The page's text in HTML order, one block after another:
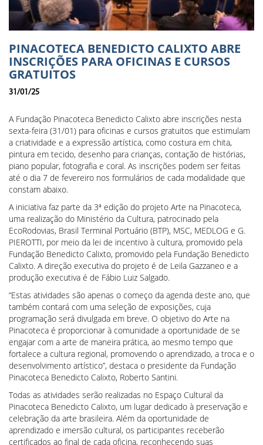
PINACOTECA BENEDICTO CALIXTO ABRE
INSCRIÇÕES PARA OFICINAS E CURSOS
GRATUITOS
31/01/25
A Fundação Pinacoteca Benedicto Calixto abre inscrições nesta
sexta-feira (31/01) para oficinas e cursos gratuitos que estimulam
a criatividade e a expressão artística, como costura em chita,
pintura em tecido, desenho para crianças, contação de histórias,
piano popular, fotografia e coral. As inscrições podem ser feitas
até o dia 7 de fevereiro nos formulários de cada modalidade que
constam abaixo.
A iniciativa faz parte da 3ª edição do projeto Arte na Pinacoteca,
uma realização do Ministério da Cultura, patrocinado pela
EcoRodovias, Brasil Terminal Portuário (BTP), MSC, MEDLOG e G.
PIEROTTI, por meio da lei de incentivo à cultura, promovido pela
Fundação Benedicto Calixto, promovido pela Fundação Benedicto
Calixto. A direção executiva do projeto é de Leila Gazzaneo e a
produção executiva é de Fábio Luiz Salgado.
“Estas atividades são apenas o começo da agenda deste ano, que
também contará com uma seleção de exposições, cuja
programação será divulgada em breve. O objetivo do Arte na
Pinacoteca é proporcionar à comunidade a oportunidade de se
engajar com a arte de maneira prática, ao mesmo tempo que
fortalece a cultura regional, promovendo o aprendizado, a troca e o
desenvolvimento artístico”, destaca o presidente da Fundação
Pinacoteca Benedicto Calixto, Roberto Santini.
Todas as atividades serão realizadas no Espaço Cultural da
Pinacoteca Benedicto Calixto, um lugar dedicado à preservação e
celebração da arte brasileira. Além da oportunidade de
aprendizado e imersão cultural, os participantes receberão
certificados ao final de cada oficina, reconhecendo suas